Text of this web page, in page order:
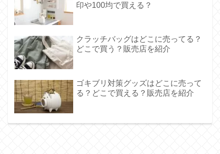
印や100均で買える？
クラッチバッグはどこに売ってる？
どこで買う？販売店を紹介
ゴキブリ対策グッズはどこに売って
る？どこで買える？販売店を紹介